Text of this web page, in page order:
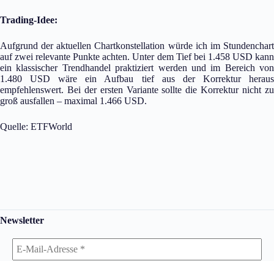
Trading-Idee:
Aufgrund der aktuellen Chartkonstellation würde ich im Stundenchart
auf zwei relevante Punkte achten. Unter dem Tief bei 1.458 USD kann
ein klassischer Trendhandel praktiziert werden und im Bereich von
1.480 USD wäre ein Aufbau tief aus der Korrektur heraus
empfehlenswert. Bei der ersten Variante sollte die Korrektur nicht zu
groß ausfallen – maximal 1.466 USD.
Quelle: ETFWorld
Newsletter